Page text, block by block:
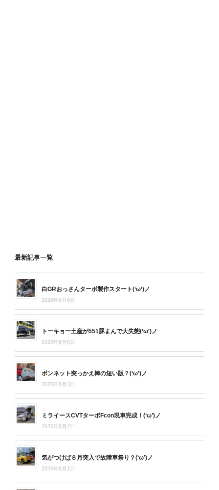
最新記事一覧
白GRおっさんターボ製作スタート(‘ω’)ノ
2026年8月6日
トーキョー土産が551豚まんで大失態(‘ω’)ノ
2026年8月5日
ボンネット突っかえ棒の短い版？(‘ω’)ノ
2026年8月3日
ミライースCVTターボFcon現車完成！(‘ω’)ノ
2026年8月2日
気がつけば８月突入で故障車祭り？(‘ω’)ノ
2026年8月1日